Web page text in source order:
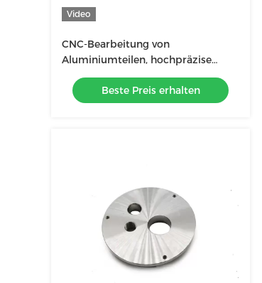
Video
CNC-Bearbeitung von
Aluminiumteilen, hochpräzise
Luftfahrtteile, CNC-Bearbeitung
Beste Preis erhalten